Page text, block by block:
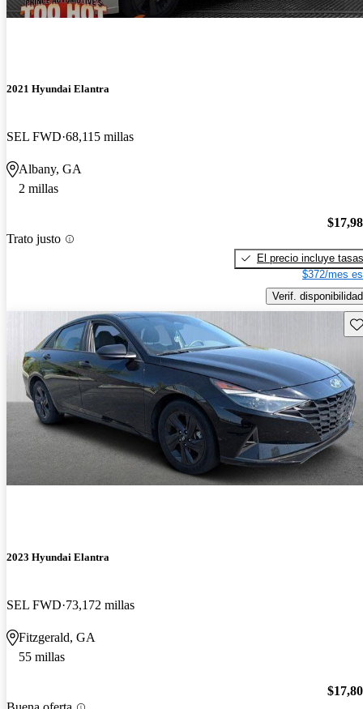
2021 Hyundai Elantra
SEL FWD 68,115 millas
Albany, GA
2 millas
Trato justo
El precio incluye tasas
$372/mes
Verif. disponibilidad
2023 Hyundai Elantra
SEL FWD 73,172 millas
Fitzgerald, GA
55 millas